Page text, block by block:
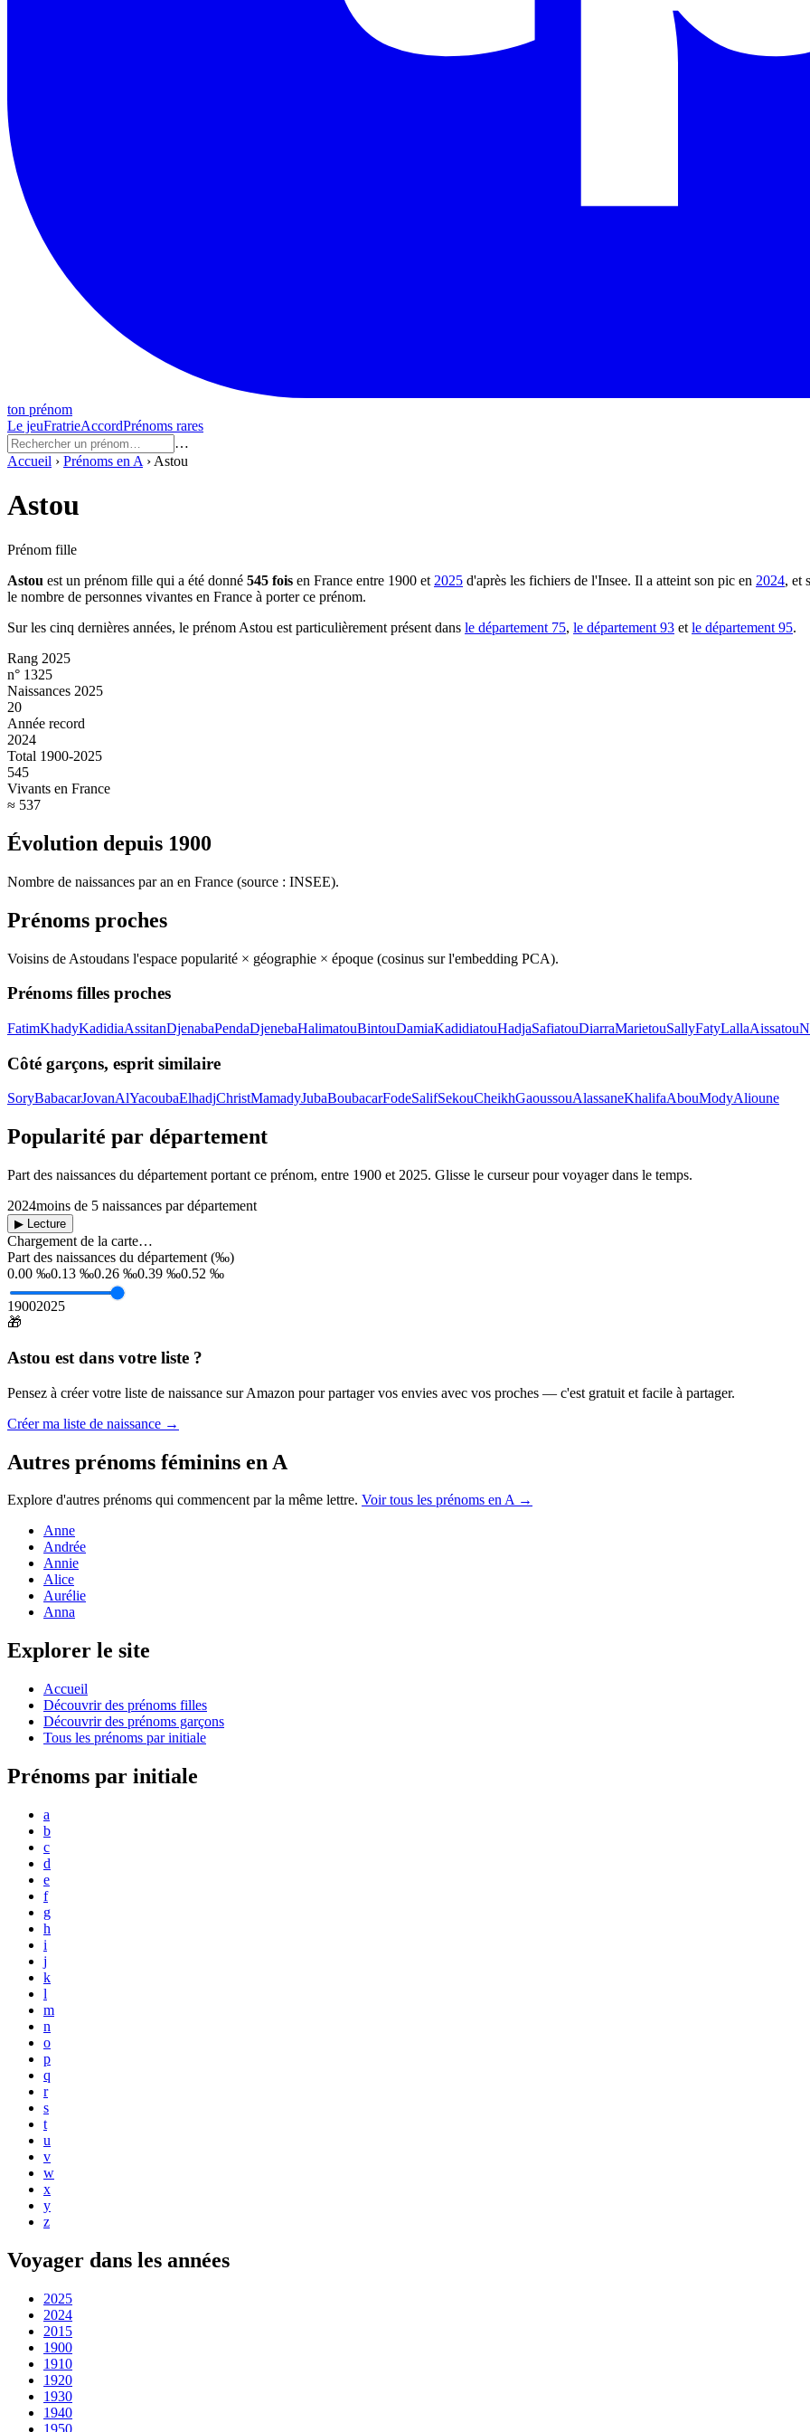
ton prénom
Le jeuFratrieAccordPrénoms rares
…
Accueil › Prénoms en A › Astou
Astou
Prénom fille
Astou est un prénom fille qui a été donné 545 fois en France entre 1900 et 2025 d'après les fichiers de l'Insee. Il a atteint son pic en 2024, et
le nombre de personnes vivantes en France à porter ce prénom.
Sur les cinq dernières années, le prénom Astou est particulièrement présent dans le département 75, le département 93 et le département 95.
Rang 2025
n° 1325
Naissances 2025
20
Année record
2024
Total 1900-2025
545
Vivants en France
≈ 537
Évolution depuis 1900
Nombre de naissances par an en France (source : INSEE).
Prénoms proches
Voisins de Astoudans l'espace popularité × géographie × époque (cosinus sur l'embedding PCA).
Prénoms filles proches
FatimKhadyKadidiaAssitanDjenabaPendaDjenebaHalimatouBintouDamiaKadidiatouHadjaSafiatouDiarraMarietouSallyFatyLallaAissatou
Côté garçons, esprit similaire
SoryBabacarJovanAlYacoubaElhadjChristMamadyJubaBoubacarFodeSalifSekouCheikhGaoussouAlassaneKhalifaAbouModyAlioune
Popularité par département
Part des naissances du département portant ce prénom, entre 1900 et 2025. Glisse le curseur pour voyager dans le temps.
2024moins de 5 naissances par département
▶ Lecture
Chargement de la carte…
Part des naissances du département (‰)
0.00 ‰0.13 ‰0.26 ‰0.39 ‰0.52 ‰
19002025
🎁
Astou est dans votre liste ?
Pensez à créer votre liste de naissance sur Amazon pour partager vos envies avec vos proches — c'est gratuit et facile à partager.
Créer ma liste de naissance →
Autres prénoms féminins en A
Explore d'autres prénoms qui commencent par la même lettre. Voir tous les prénoms enA→
Anne
Andrée
Annie
Alice
Aurélie
Anna
Explorer le site
Accueil
Découvrir des prénoms filles
Découvrir des prénoms garçons
Tous les prénoms par initiale
Prénoms par initiale
a
b
c
d
e
f
g
h
i
j
k
l
m
n
o
p
q
r
s
t
u
v
w
x
y
z
Voyager dans les années
2025
2024
2015
1900
1910
1920
1930
1940
1950